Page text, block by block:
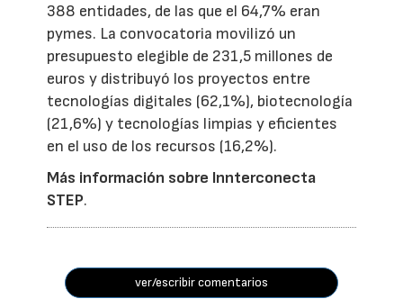
388 entidades, de las que el 64,7% eran
pymes. La convocatoria movilizó un
presupuesto elegible de 231,5 millones de
euros y distribuyó los proyectos entre
tecnologías digitales (62,1%), biotecnología
(21,6%) y tecnologías limpias y eficientes
en el uso de los recursos (16,2%).
Más información sobre Innterconecta
STEP.
ver/escribir comentarios